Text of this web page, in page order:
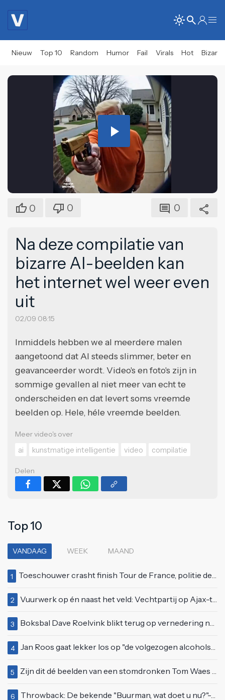
Nieuw Top 10 Random Humor Fail Virals Hot Bizar
Play
Video
0 0 0
Na deze compilatie van
bizarre AI-beelden kan
het internet wel weer even
uit
02/09 08:15
Inmiddels hebben we al meerdere malen
aangetoond dat AI steeds slimmer, beter en
geavanceerder wordt. Video's en foto's zijn in
sommige gevallen al niet meer van echt te
onderscheiden en dat levert soms vreemde
beelden op. Hele, héle vreemde beelden.
Meer video's over
ai
kunstmatige intelligentie video compilatie
Delen
Top 10
VANDAAG WEEK MAAND
1 Toeschouwer crasht finish Tour de France, politie deelt bodycheck uit
2 Vuurwerk op én naast het veld: Vechtpartij op Ajax-tribune tussen supporters en stewards
3 Boksbal Dave Roelvink blikt terug op vernedering na z'n gevecht met Melvin Manhoef
4 Jan Roos gaat lekker los op "de volgezogen alcoholspons" Robert Jensen
5 Zijn dit dé beelden van een stomdronken Tom Waes vlak voordat hij in z'n auto stapte?
6 Throwback: De bekende "Buurman, wat doet u nu?"-scène uit Flodder met Tatjana Šimić